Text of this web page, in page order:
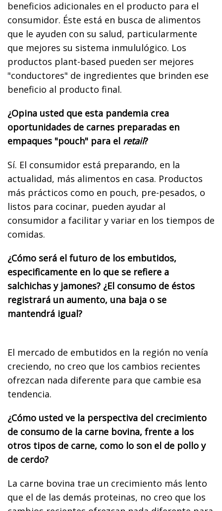
beneficios adicionales en el producto para el
consumidor. Éste está en busca de alimentos
que le ayuden con su salud, particularmente
que mejores su sistema inmululógico. Los
productos plant-based pueden ser mejores
"conductores" de ingredientes que brinden ese
beneficio al producto final.
¿Opina usted que esta pandemia crea
oportunidades de carnes preparadas en
empaques "pouch" para el retail?
Sí. El consumidor está preparando, en la
actualidad, más alimentos en casa. Productos
más prácticos como en pouch, pre-pesados, o
listos para cocinar, pueden ayudar al
consumidor a facilitar y variar en los tiempos de
comidas.
¿Cómo será el futuro de los embutidos,
especificamente en lo que se refiere a
salchichas y jamones? ¿El consumo de éstos
registrará un aumento, una baja o se
mantendrá igual?
El mercado de embutidos en la región no venía
creciendo, no creo que los cambios recientes
ofrezcan nada diferente para que cambie esa
tendencia.
¿Cómo usted ve la perspectiva del crecimiento
de consumo de la carne bovina, frente a los
otros tipos de carne, como lo son el de pollo y
de cerdo?
La carne bovina trae un crecimiento más lento
que el de las demás proteinas, no creo que los